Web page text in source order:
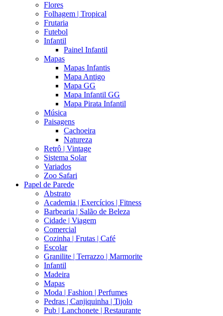
Flores
Folhagem | Tropical
Frutaria
Futebol
Infantil
Painel Infantil
Mapas
Mapas Infantis
Mapa Antigo
Mapa GG
Mapa Infantil GG
Mapa Pirata Infantil
Música
Paisagens
Cachoeira
Natureza
Retrô | Vintage
Sistema Solar
Variados
Zoo Safari
Papel de Parede
Abstrato
Academia | Exercícios | Fitness
Barbearia | Salão de Beleza
Cidade | Viagem
Comercial
Cozinha | Frutas | Café
Escolar
Granilite | Terrazzo | Marmorite
Infantil
Madeira
Mapas
Moda | Fashion | Perfumes
Pedras | Canjiquinha | Tijolo
Pub | Lanchonete | Restaurante